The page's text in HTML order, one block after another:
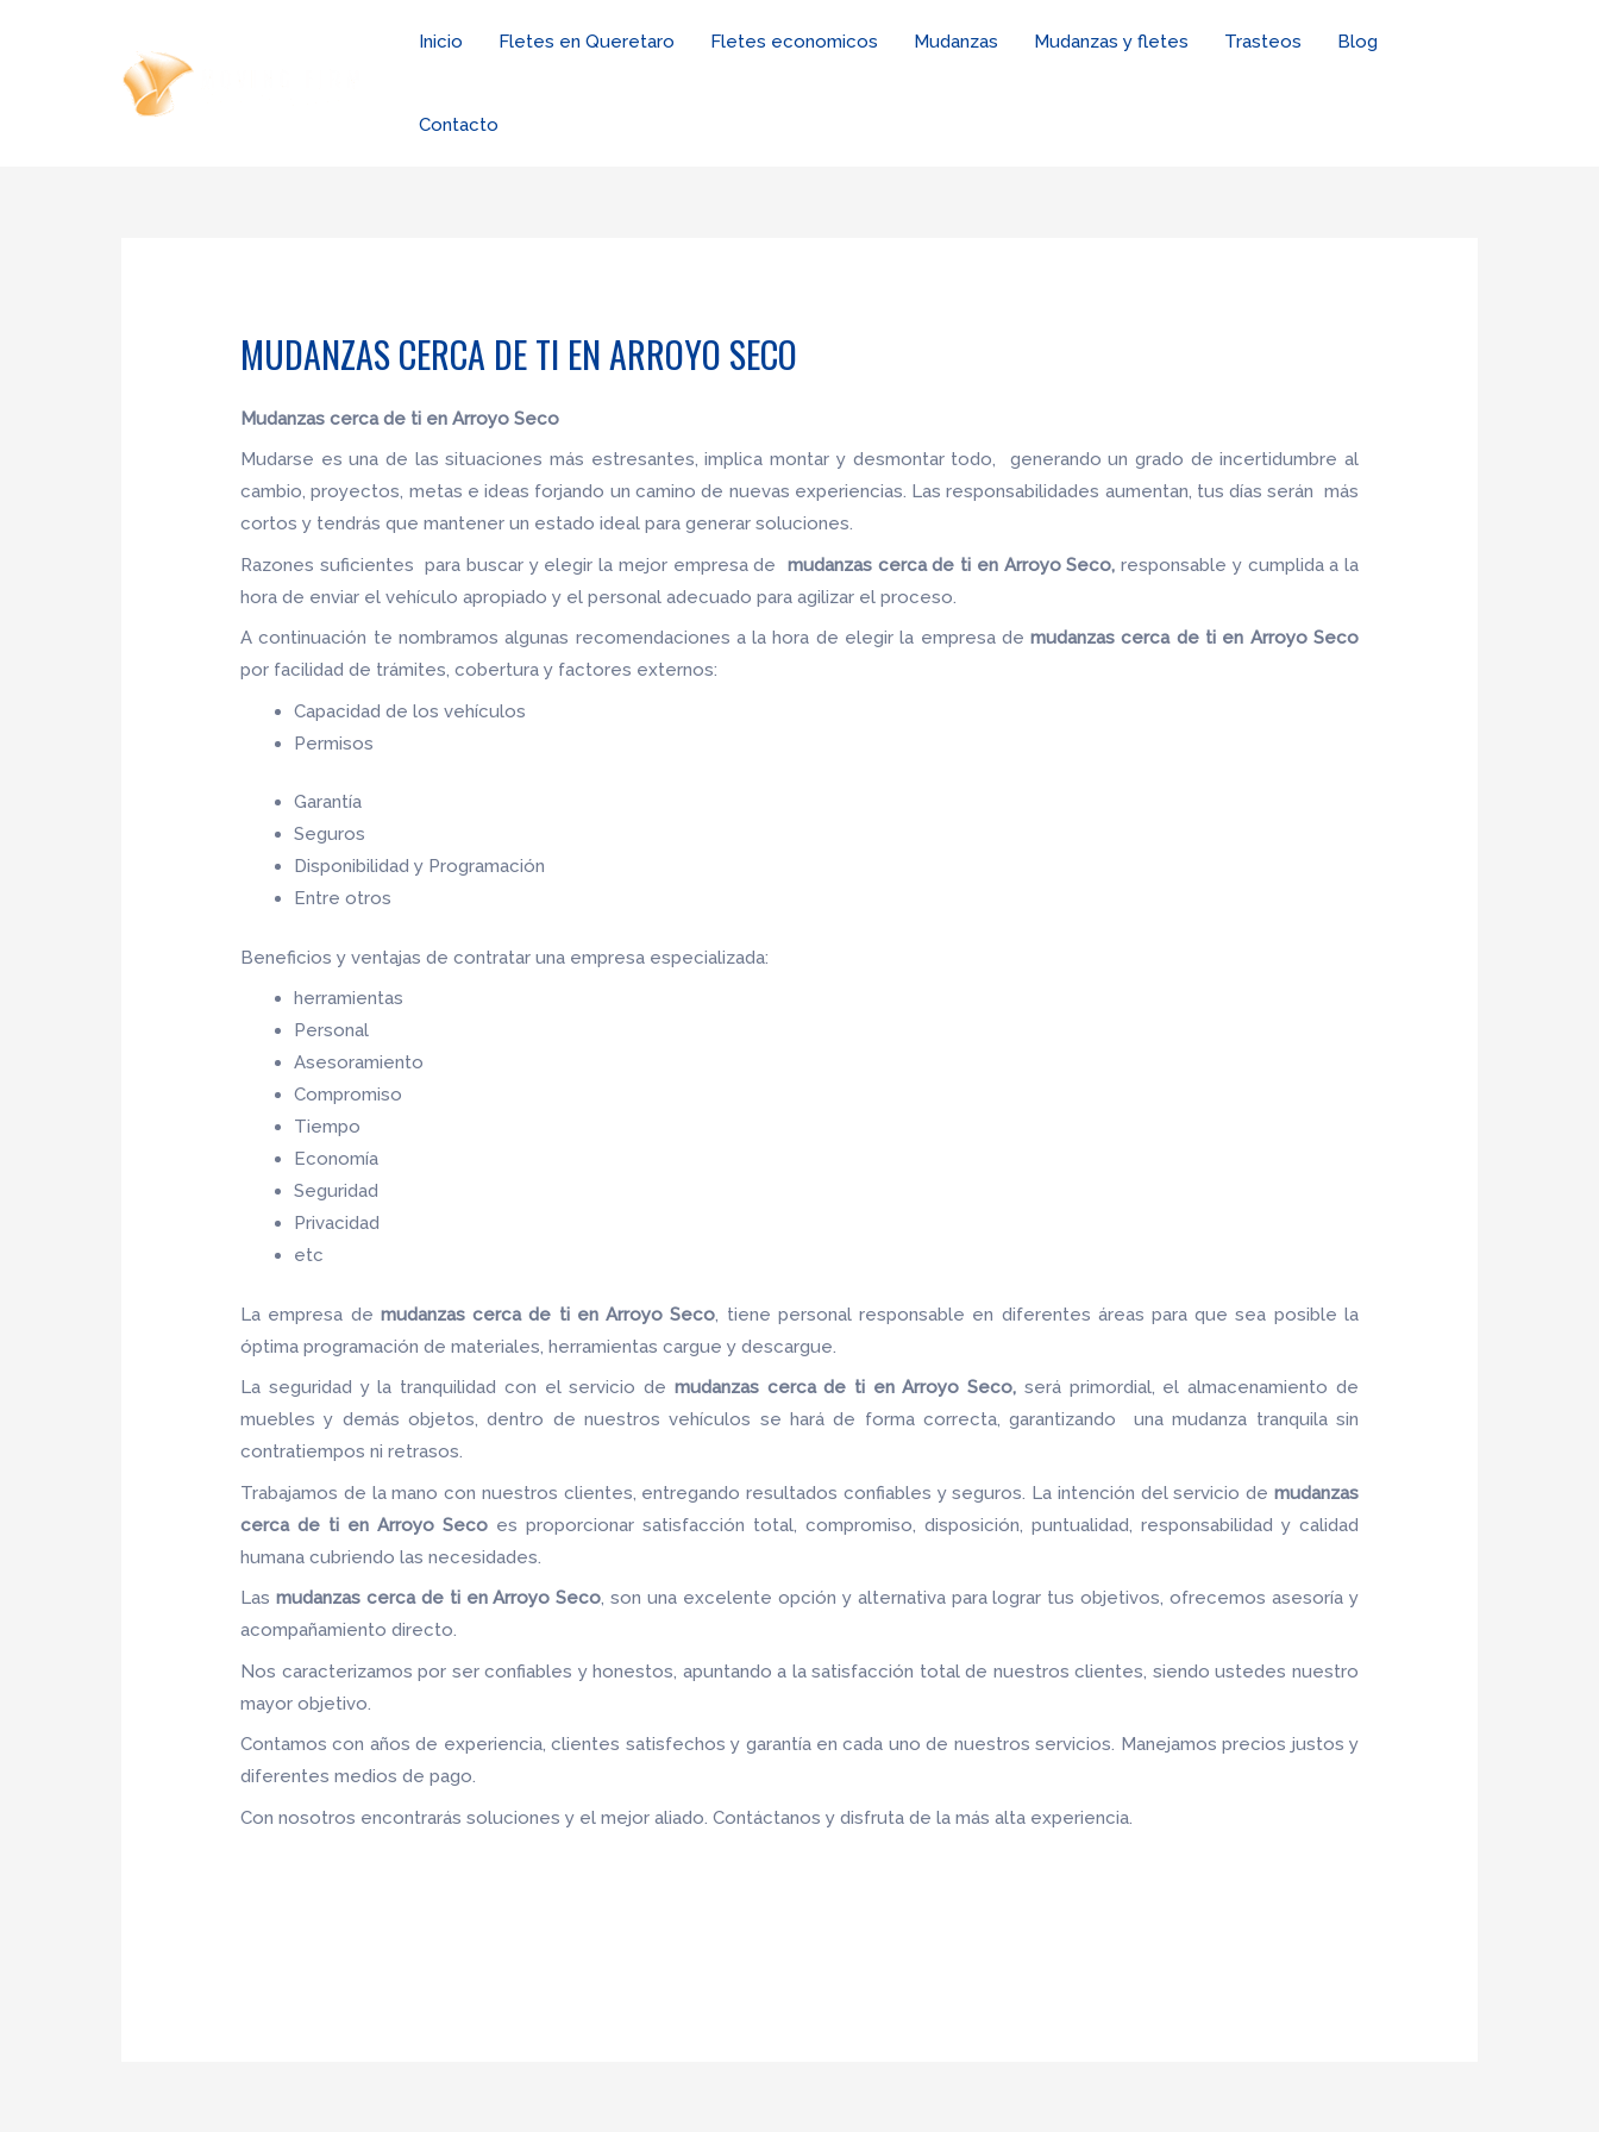
Inicio Fletes en Queretaro Fletes economicos Mudanzas Mudanzas y fletes Trasteos Blog
Contacto
MUDANZAS CERCA DE TI EN ARROYO SECO
Mudanzas cerca de ti en Arroyo Seco
Mudarse es una de las situaciones más estresantes, implica montar y desmontar todo, generando un grado de incertidumbre al
cambio, proyectos, metas e ideas forjando un camino de nuevas experiencias. Las responsabilidades aumentan, tus días serán más
cortos y tendrás que mantener un estado ideal para generar soluciones.
Razones suficientes para buscar y elegir la mejor empresa de mudanzas cerca de ti en Arroyo Seco,responsable y cumplida a la
hora de enviar el vehículo apropiado y el personal adecuado para agilizar el proceso.
A continuación te nombramos algunas recomendaciones a la hora de elegir la empresa demudanzas cerca de ti en Arroyo Seco
por facilidad de trámites, cobertura y factores externos:
Capacidad de los vehículos
Permisos
Garantía
Seguros
Disponibilidad y Programación
Entre otros
Beneficios y ventajas de contratar una empresa especializada:
herramientas
Personal
Asesoramiento
Compromiso
Tiempo
Economía
Seguridad
Privacidad
etc
La empresa de mudanzas cerca de ti en Arroyo Seco , tiene personal responsable en diferentes áreas para que sea posible la
óptima programación de materiales, herramientas cargue y descargue.
La seguridad y la tranquilidad con el servicio de mudanzas cerca de ti en Arroyo Seco, será primordial, el almacenamiento de
muebles y demás objetos, dentro de nuestros vehículos se hará de forma correcta, garantizando una mudanza tranquila sin
contratiempos ni retrasos.
Trabajamos de la mano con nuestros clientes, entregando resultados confiables y seguros. La intención del servicio de mudanzas
cerca de ti en Arroyo Seco es proporcionar satisfacción total, compromiso, disposición, puntualidad, responsabilidad y calidad
humana cubriendo las necesidades.
Las mudanzas cerca de ti en Arroyo Seco, son una excelente opción y alternativa para lograr tus objetivos, ofrecemos asesoría y
acompañamiento directo.
Nos caracterizamos por ser confiables y honestos, apuntando a la satisfacción total de nuestros clientes, siendo ustedes nuestro
mayor objetivo.
Contamos con años de experiencia, clientes satisfechos y garantía en cada uno de nuestros servicios. Manejamos precios justos y
diferentes medios de pago.
Con nosotros encontrarás soluciones y el mejor aliado.Contáctanos y disfruta de la más alta experiencia.